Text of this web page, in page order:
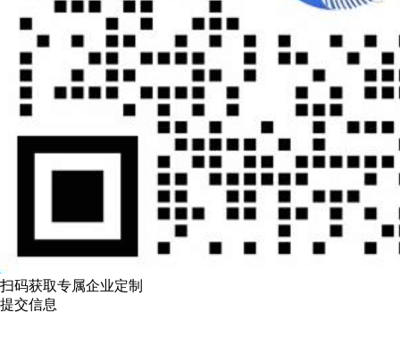
扫码获取专属企业定制
提交信息